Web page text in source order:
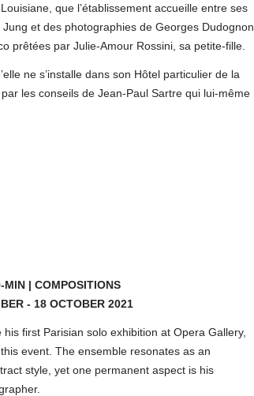
que l’établissement accueille entre ses
et des photographies de Georges Dudognon,
prêtées par Julie-Amour Rossini, sa petite-fille.
ne s’installe dans son Hôtel particulier de la
les conseils de Jean-Paul Sartre qui lui-même
MIN | COMPOSITIONS
- 18 OCTOBER 2021
his first Parisian solo exhibition at Opera Gallery,
event. The ensemble resonates as an
style, yet one permanent aspect is his